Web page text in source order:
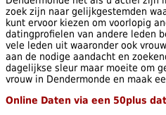
zoek zijn naar gelijkgestemden
kunt ervoor kiezen om voorlopig
datingprofielen van andere leden
vele leden uit waaronder ook
aan de nodige aandacht en
dagelijkse sleur maar moeite om
vrouw in Dendermonde en maak
Online Daten via een 50plus